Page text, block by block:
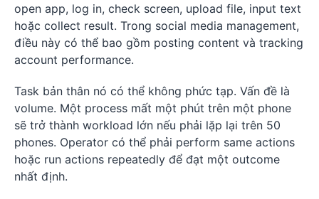
open app, log in, check screen, upload file, input text
hoặc collect result. Trong social media management,
điều này có thể bao gồm posting content và tracking
account performance.
Task bản thân nó có thể không phức tạp. Vấn đề là
volume. Một process mất một phút trên một phone
sẽ trở thành workload lớn nếu phải lặp lại trên 50
phones. Operator có thể phải perform same actions
hoặc run actions repeatedly để đạt một outcome
nhất định.